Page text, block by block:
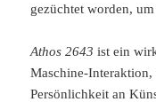
gezüchtet worden,
Athos 2643 ist ein
Maschine-Interaktion,
Persönlichkeit an